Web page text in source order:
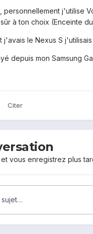
personnellement j'utilise
à ton choix (Enceinte
j'avais le Nexus S
depuis mon Samsung
Citer
vous enregistrez plus